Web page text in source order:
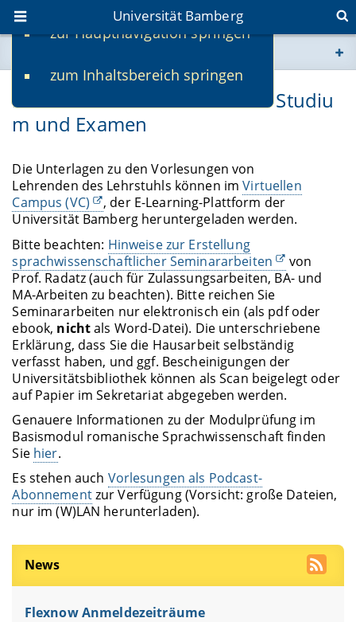
zur Hauptnavigation springen
zum Inhaltsbereich springen
Universität Bamberg
www.uni-bamberg.de
univis.uni-bamberg.de
fis.uni-bamberg.de
Materialien und Hinweise für Studiu
m und Examen
Die Unterlagen zu den Vorlesungen von
Lehrenden des Lehrstuhls können imVirtuellen
Campus (VC)
, der E-Learning-Plattform der
Universität Bamberg heruntergeladen werden.
Bitte beachten: Hinweise zur Erstellung
sprachwissenschaftlicher Seminararbeiten
von
Prof. Radatz (auch für Zulassungsarbeiten, BA- und
MA-Arbeiten zu beachten). Bitte reichen Sie
Seminararbeiten nur elektronisch ein (als pdf oder
ebook, nichtals Word-Datei). Die unterschriebene
Erklärung, dass Sie die Hausarbeit selbständig
verfasst haben, und ggf. Bescheinigungen der
Universitätsbibliothek können als Scan beigelegt oder
auf Papier im Sekretariat abgegeben werden.
Genauere Informationen zu der Modulprüfung im
Basismodul romanische Sprachwissenschaft finden
Sie hier.
Es stehen auch Vorlesungen als Podcast-
Abonnementzur Verfügung (Vorsicht: große Dateien,
nur im (W)LAN herunterladen).
News
Flexnow Anmeldezeiträume